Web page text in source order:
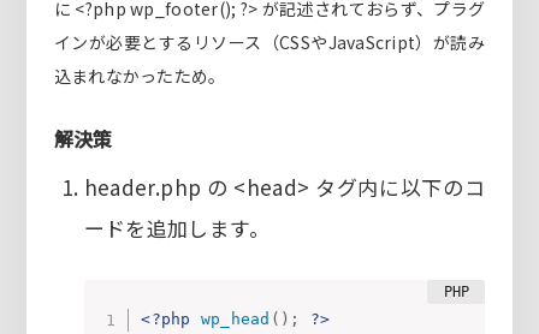
に <?php wp_footer(); ?> が記述されておらず、プラグ
インが必要とするリソース（CSSやJavaScript）が読み
込まれなかったため。
解決策
header.php の <head> タグ内に以下のコ
ードを追加します。
<?php wp_head ( ) ; ?>